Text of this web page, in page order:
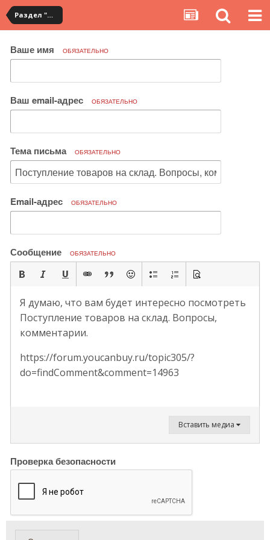
Раздел "Мои покупки" на сервисе YouCanBuy
Ваше имя ОБЯЗАТЕЛЬНО
Ваш email-адрес ОБЯЗАТЕЛЬНО
Тема письма ОБЯЗАТЕЛЬНО
Email-адрес ОБЯЗАТЕЛЬНО
Сообщение ОБЯЗАТЕЛЬНО
Я думаю, что вам будет интересно посмотреть
Поступление товаров на склад. Вопросы,
комментарии.
https://forum.youcanbuy.ru/topic305/?
do=findComment&comment=14963
Вставить медиа
Проверка безопасности